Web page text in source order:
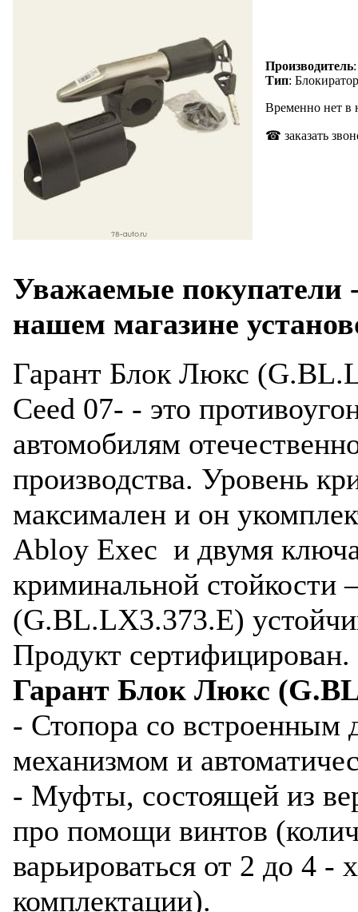
Производитель
Тип:
Временно нет в
☎ заказать
Уважаемые покупатели
нашем магазине
Гарант Блок Люкс
Ceed 07- - это
автомобилям
производства. Уровень
максимален и он
Abloy Exec и двумя
криминальной стойкости
(G.BL.LX3.373.E)
Продукт сертифицирован.
Гарант Блок Люкс
- Стопора со встроенным
механизмом и
- Муфты, состоящей из
про помощи винтов
варьироваться от 2 до 4 -
комплектации).